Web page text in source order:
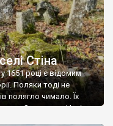
Стіна
1651 році є відомим
Поляки тоді не
полягло чимало. Їх
Замковим. Нині на